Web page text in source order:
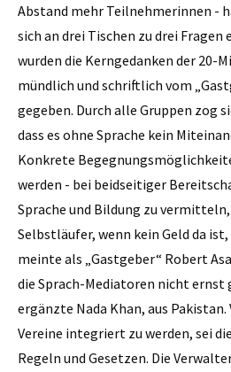
Abstand mehr Teilnehmerinnen -
sich an drei Tischen zu drei Fragen
wurden die Kerngedanken der 20-
mündlich und schriftlich vom
gegeben. Durch alle Gruppen zog
dass es ohne Sprache kein
Konkrete
werden - bei beidseitiger
Sprache und Bildung zu
Selbstläufer, wenn kein Geld da
meinte als „Gastgeber“ Robert
die Sprach-Mediatoren nicht ernst
ergänzte Nada Khan, aus
Vereine integriert zu werden, sei
Regeln und Gesetzen. Die